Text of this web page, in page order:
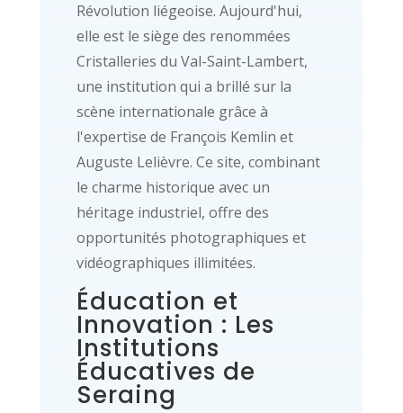
Révolution liégeoise. Aujourd'hui,
elle est le siège des renommées
Cristalleries du Val-Saint-Lambert,
une institution qui a brillé sur la
scène internationale grâce à
l'expertise de François Kemlin et
Auguste Lelièvre. Ce site, combinant
le charme historique avec un
héritage industriel, offre des
opportunités photographiques et
vidéographiques illimitées.
Éducation et
Innovation : Les
Institutions
Éducatives de
Seraing